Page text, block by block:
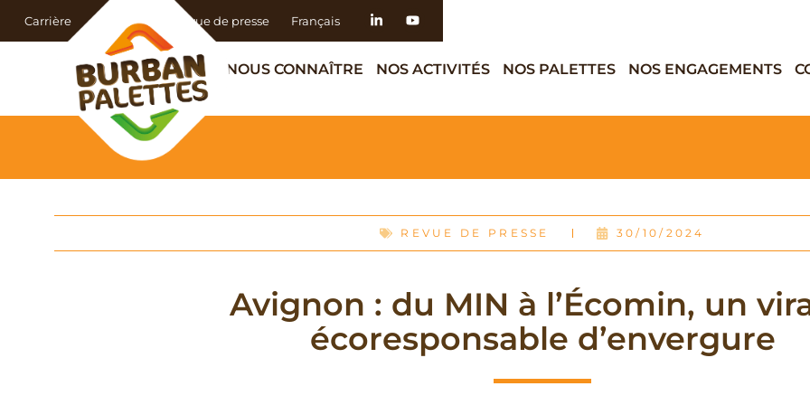
Carrière Actualités Revue de presse Français
NOUS CONNAÎTRE NOS ACTIVITÉS NOS PALETTES NOS ENGAGEMENTS
REVUE DE PRESSE 30/10/2024
Avignon : du MIN à l’Écomin, un
écoresponsable d’envergure